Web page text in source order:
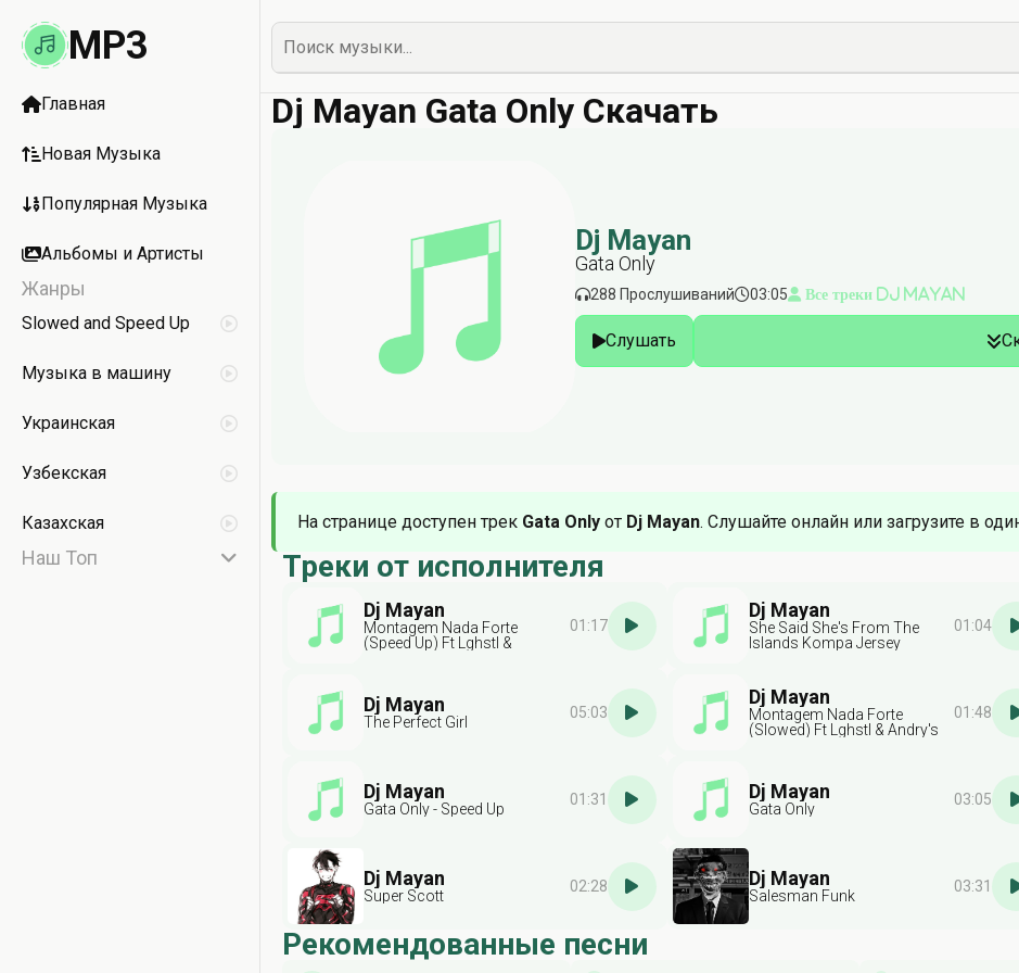
MP3
Главная
Новая Музыка
Популярная Музыка
Альбомы и Артисты
Жанры
Slowed and Speed Up
Музыка в машину
Украинская
Узбекская
Казахская
Наш Топ
Dj Mayan Gata Only Скачать
Dj Mayan
Gata Only
288 Прослушиваний 03:05 Все треки Dj Mayan
Слушать
На странице доступен трек Gata Only от Dj Mayan. Слушайте онлайн или загрузите в
Треки от исполнителя
Dj Mayan
Montagem Nada Forte
(Speed Up) Ft Lghstl &
01:17
Dj Mayan
She Said She's From The
Islands Kompa Jersey
01:04
Dj Mayan
The Perfect Girl
05:03
Dj Mayan
Montagem Nada Forte
(Slowed) Ft Lghstl & Andry's
01:48
Dj Mayan
Gata Only - Speed Up
01:31 Dj Mayan
Gata Only
03:05
Dj Mayan
Super Scott
02:28 Dj Mayan
Salesman Funk
03:31
Рекомендованные песни